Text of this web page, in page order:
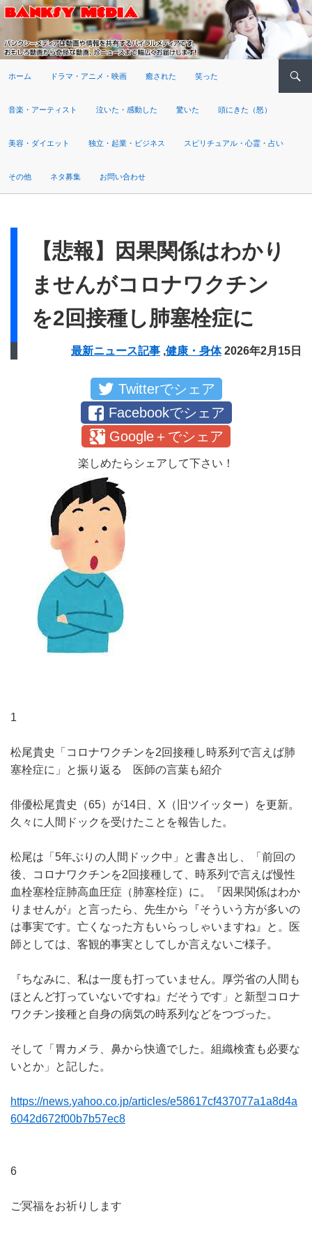
ホーム ドラマ・アニメ・映画 癒された 笑った
音楽・アーティスト 泣いた・感動した 驚いた 頭にきた（怒）
美容・ダイエット 独立・起業・ビジネス スピリチュアル・心霊・占い
その他 ネタ募集 お問い合わせ
【悲報】因果関係はわかり
ませんがコロナワクチン
を2回接種し肺塞栓症に
最新ニュース記事 ,健康・身体2026年2月15日
Twitterでシェア
Facebookでシェア
Google＋でシェア
楽しめたらシェアして下さい！
1
松尾貴史「コロナワクチンを2回接種し時系列で言えば肺
塞栓症に」と振り返る 医師の言葉も紹介
俳優松尾貴史（65）が14日、X（旧ツイッター）を更新。
久々に人間ドックを受けたことを報告した。
松尾は「5年ぶりの人間ドック中」と書き出し、「前回の
後、コロナワクチンを2回接種して、時系列で言えば慢性
血栓塞栓症肺高血圧症（肺塞栓症）に。『因果関係はわか
りませんが』と言ったら、先生から『そういう方が多いの
は事実です。亡くなった方もいらっしゃいますね』と。医
師としては、客観的事実としてしか言えないご様子。
『ちなみに、私は一度も打っていません。厚労省の人間も
ほとんど打っていないですね』だそうです」と新型コロナ
ワクチン接種と自身の病気の時系列などをつづった。
そして「胃カメラ、鼻から快適でした。組織検査も必要な
いとか」と記した。
https://news.yahoo.co.jp/articles/e58617cf437077a1a8d4a
6042d672f00b7b57ec8
6
ご冥福をお祈りします